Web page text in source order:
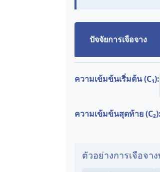
ปัจจัยการเจือจาง
ความเข้มข้นเริ่มต้น (C₁):
ความเข้มข้นสุดท้าย (C₂):
ตัวอย่างการเจือจา